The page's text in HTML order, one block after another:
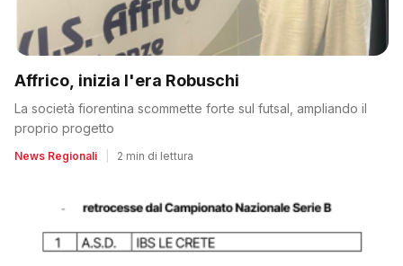
Affrico, inizia l'era Robuschi
La società fiorentina scommette forte sul futsal, ampliando il
proprio progetto
News Regionali 2 min di lettura